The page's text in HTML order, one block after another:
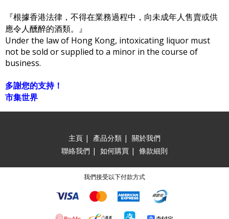
『根據香港法律，不得在業務過程中，向未成年人售賣或供
應令人醺醉的酒類。』
Under the law of Hong Kong, intoxicating liquor must
not be sold or supplied to a minor in the course of
business.
多謝您的支持！
市集世界
主頁 | 產品分類 | 關於我們
聯絡我們 | 如何購買 | 條款細則
我們接受以下付款方式